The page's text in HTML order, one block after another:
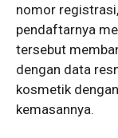
nomor
pendaftarnya
tersebut
dengan data
kosmetik
kemasannya.